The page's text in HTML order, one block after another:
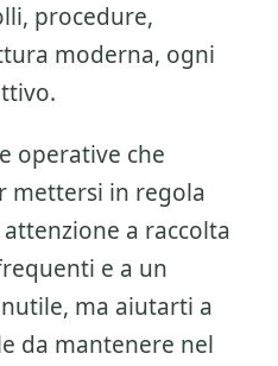
procedure,
moderna, ogni
operative che
mettersi in regola
a raccolta
e a un
ma aiutarti a
da mantenere nel